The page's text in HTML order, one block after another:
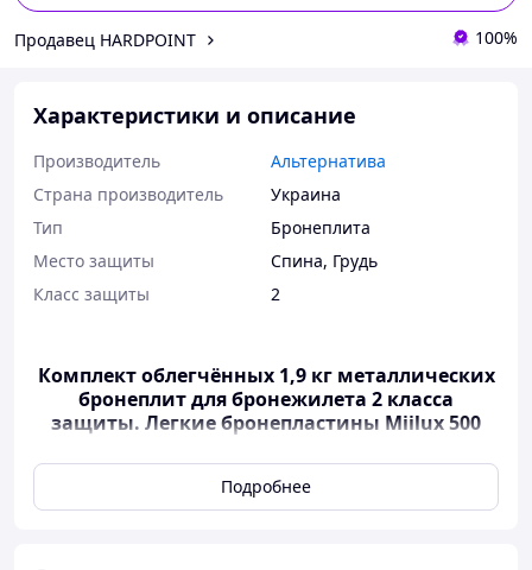
Продавец HARDPOINT 100%
Характеристики и описание
Производитель
Альтернатива
Страна производитель
Украина
Тип
Бронеплита
Место защиты
Спина, Грудь
Класс защиты
2
Комплект облегчённых 1,9 кг металлических
бронеплит для бронежилета 2 класса
защиты. Легкие бронепластины Miilux 500
Металлические бронеплиты Miilux
Подробнее